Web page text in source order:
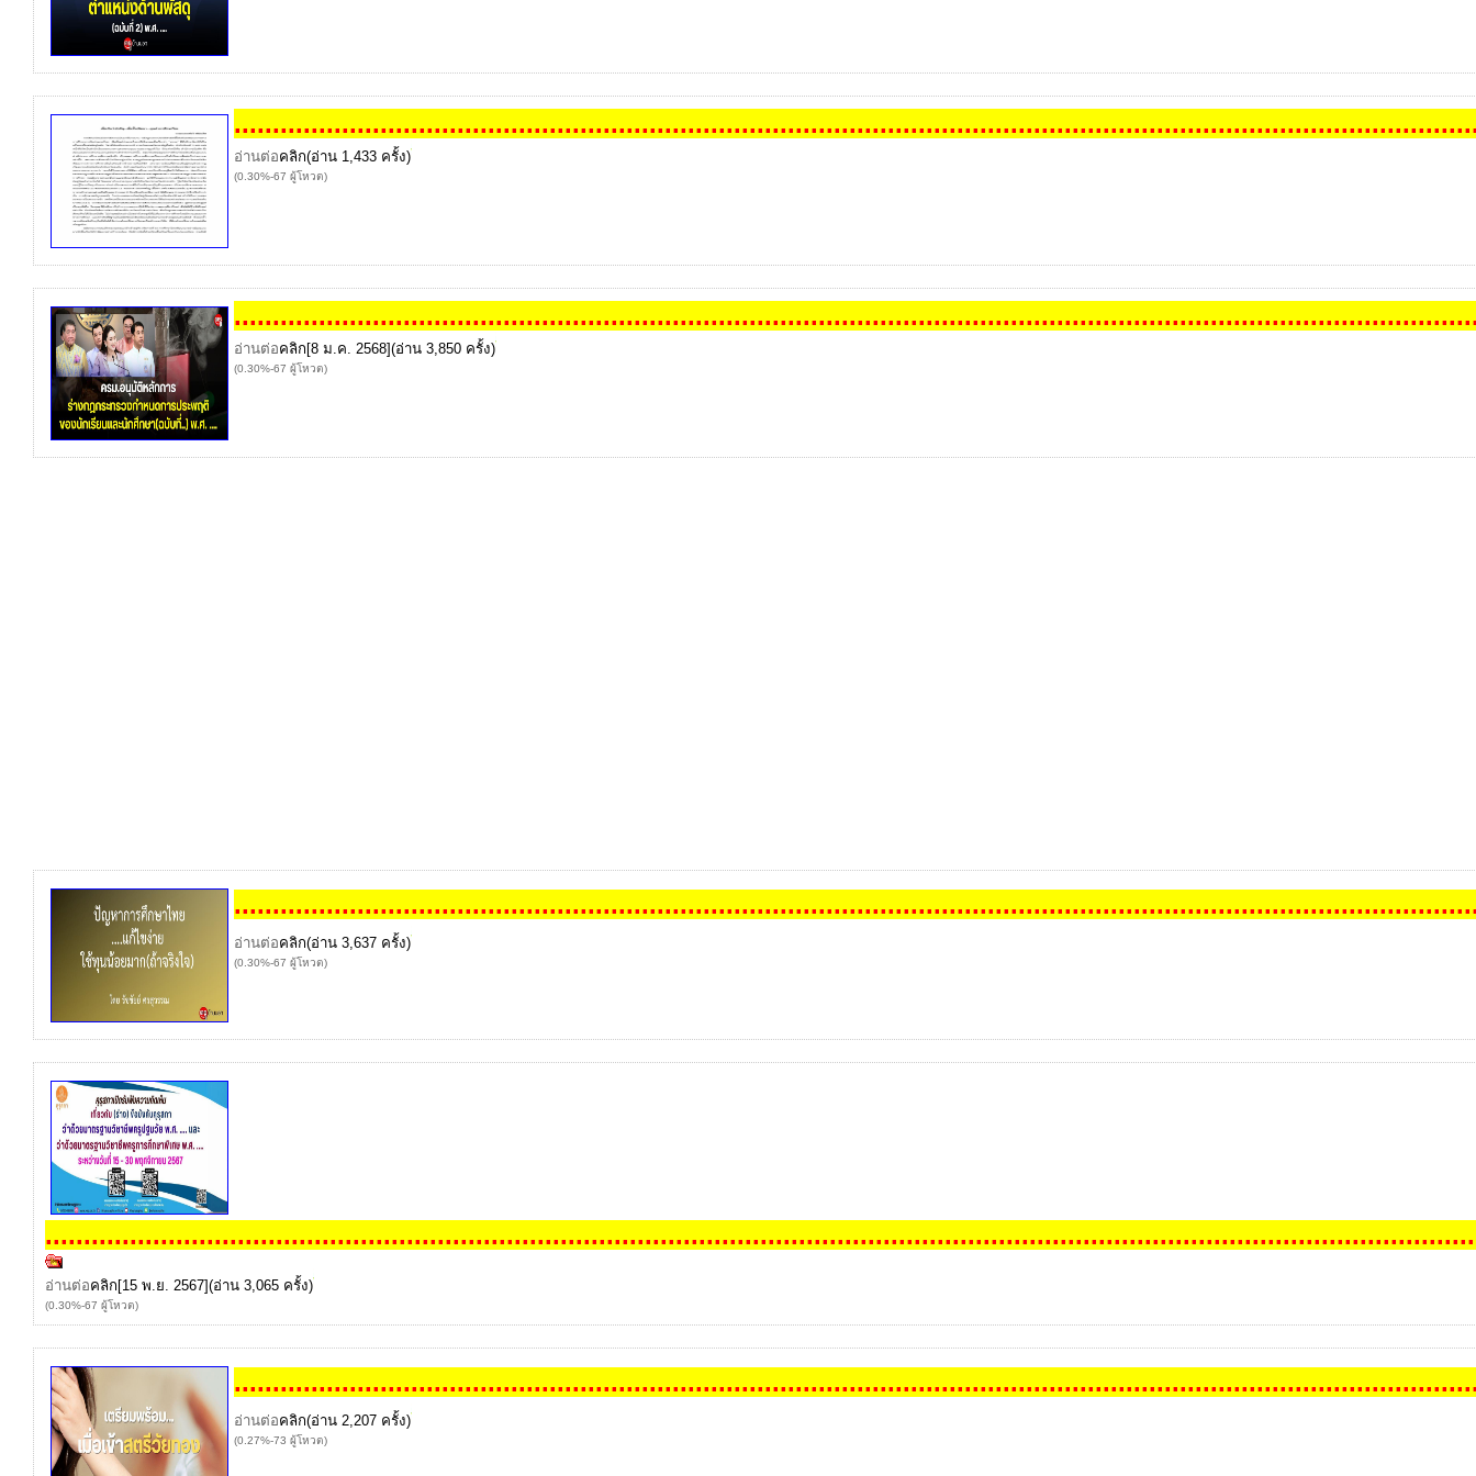
...............................................................................................................................................................
อ่านต่อคลิก(อ่าน 1,433 ครั้ง)
(0.30%-67 ผู้โหวต)
...............................................................................................................................................................
อ่านต่อคลิก[8 ม.ค. 2568](อ่าน 3,850 ครั้ง)
(0.30%-67 ผู้โหวต)
...............................................................................................................................................................
อ่านต่อคลิก(อ่าน 3,637 ครั้ง)
(0.30%-67 ผู้โหวต)
..........................................................................................................................................................................................
อ่านต่อคลิก[15 พ.ย. 2567](อ่าน 3,065 ครั้ง)
(0.30%-67 ผู้โหวต)
...............................................................................................................................................................
อ่านต่อคลิก(อ่าน 2,207 ครั้ง)
(0.27%-73 ผู้โหวต)